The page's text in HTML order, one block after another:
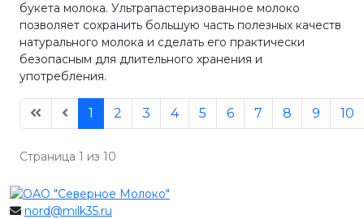
букета молока. Ультрапастеризованное молоко
позволяет сохранить большую часть полезных качеств
натурального молока и сделать его практически
безопасным для длительного хранения и
употребления.
1 2 3 4 5 6 7 8 9 10
Страница 1 из 10
nord@milk35.ru